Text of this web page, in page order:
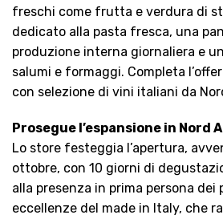
freschi come frutta e verdura di
dedicato alla pasta fresca, una
produzione interna giornaliera e
salumi e formaggi. Completa
con selezione di vini italiani da
Prosegue l’espansione in Nord
Lo store festeggia l’apertura,
ottobre, con 10 giorni di
alla presenza in prima persona
eccellenze del made in Italy, che